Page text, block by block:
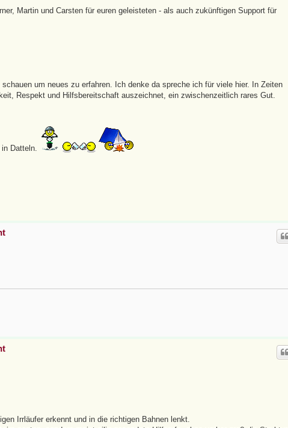
Martin und Carsten für euren geleisteten - als auch zukünftigen Support für
um neues zu erfahren. Ich denke da spreche ich für viele hier. In Zeiten
Respekt und Hilfsbereitschaft auszeichnet, ein zwischenzeitlich rares Gut.
Datteln.
Irrläufer erkennt und in die richtigen Bahnen lenkt.